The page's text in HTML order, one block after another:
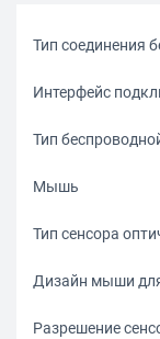
Тип соединения
Интерфейс
Тип
Мышь
Тип сенсора
Дизайн мыши
Разрешение